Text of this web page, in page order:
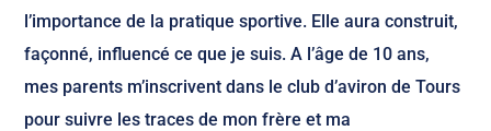
l’importance de la pratique sportive. Elle aura construit,
façonné, influencé ce que je suis. A l’âge de 10 ans,
mes parents m’inscrivent dans le club d’aviron de Tours
pour suivre les traces de mon frère et ma